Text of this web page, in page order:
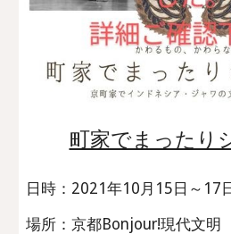
町家でまったり
日時：2021年10月15日～17
場所：京都Bonjour!現代文明